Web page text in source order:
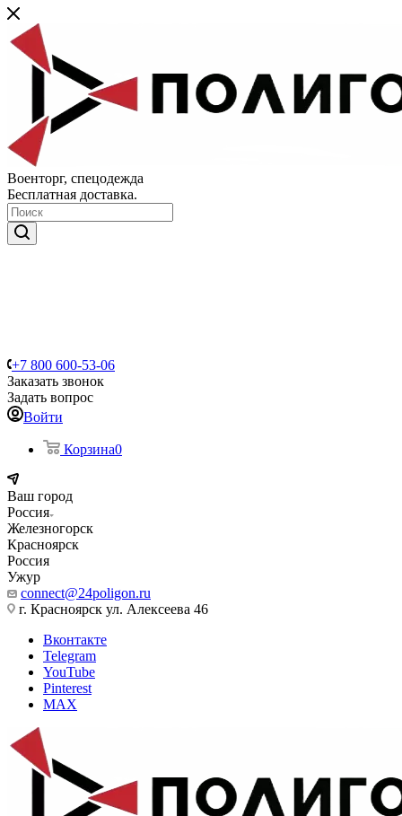
Военторг, спецодежда
Бесплатная доставка.
+7 800 600-53-06
Заказать звонок
Задать вопрос
Войти
Корзина0
Ваш город
Россия
Железногорск
Красноярск
Россия
Ужур
connect@24poligon.ru
г. Красноярск ул. Алексеева 46
Вконтакте
Telegram
YouTube
Pinterest
MAX